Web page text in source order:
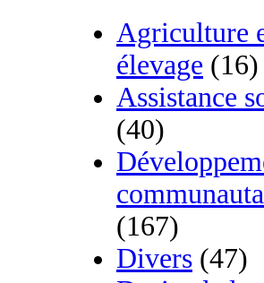
Agriculture
élevage (16)
Assistance
(40)
(167)
Divers (47)